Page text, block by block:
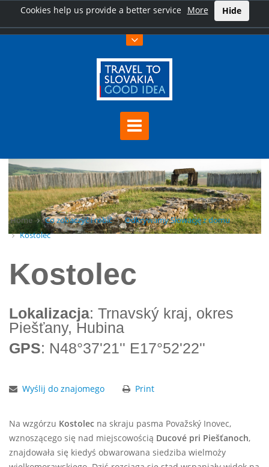
Cookies help us provide a better service More Hide
Home Co zobaczyć i robić
Odkrywamy Słowację z domu
Kostolec
Kostolec
Lokalizacja: Trnavský kraj, okres
Piešťany, Hubina
GPS: N48°37'21'' E17°52'22''
Wyślij do znajomego Print
Na wzgórzu Kostolec na skraju pasma Považský Inovec,
wznoszącego się nad miejscowością Ducové pri Piešťanoch,
znajdowała się kiedyś obwarowana siedziba wielmoży